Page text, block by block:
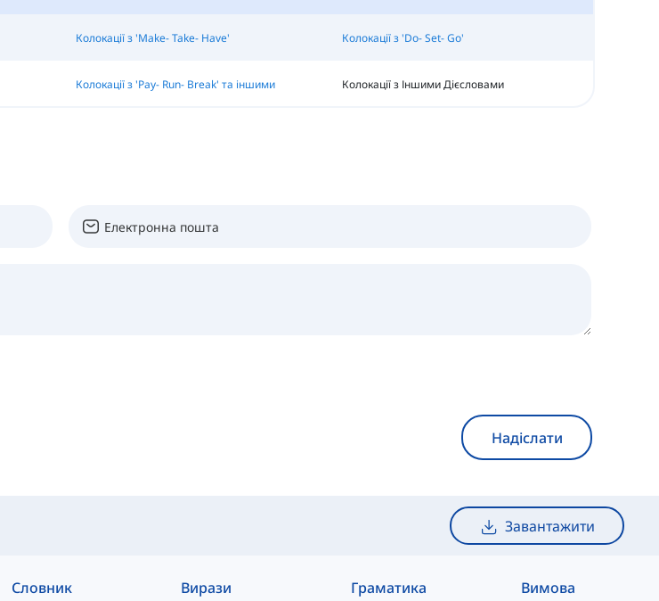
Колокації з 'Make- Take- Have' Колокації з 'Do- Set- Go'
Колокації з 'Pay- Run- Break' та іншими Колокації з Іншими Дієсловами
Надіслати
Завантажити
Словник Вирази Граматика Вимова